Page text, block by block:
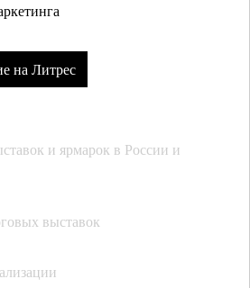
на Литрес
и ярмарок в России и
выставок